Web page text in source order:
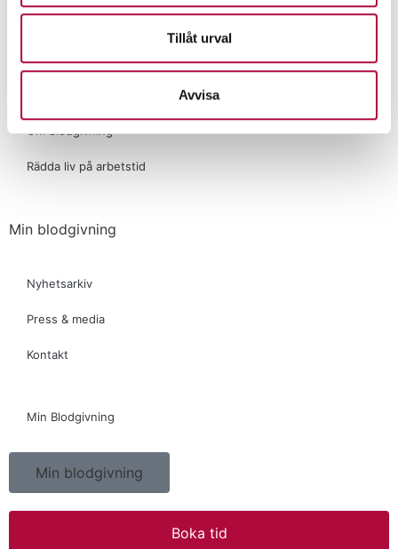
Tillåt urval
Avvisa
Bli blodgivare
Om blodgivning
Rädda liv på arbetstid
Min blodgivning
Nyhetsarkiv
Press & media
Kontakt
Min Blodgivning
Min blodgivning
Boka tid